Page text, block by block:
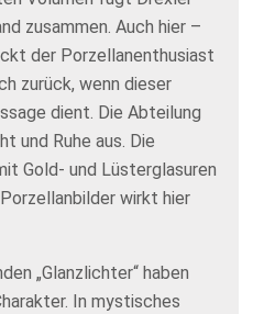
zusammen. Auch hier –
der Porzellanenthusiast
zurück, wenn dieser
dient. Die Abteilung
und Ruhe aus. Die
Gold- und Lüsterglasuren
wirkt hier
„Glanzlichter“ haben
In mystisches